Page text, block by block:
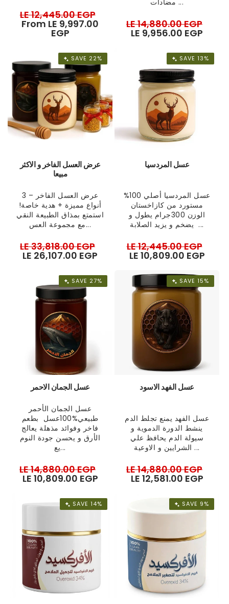
Regular
price
LE 12,445.00 EGP
From LE 9,997.00
EGP
مضادات ...
Regular
price
LE 14,880.00 EGP
LE 9,956.00 EGP
SAVE 22%
عرض العسل الفاخر و الاكثر
مبيعا
عرض العسل الفاخر – 3
أنواع مميزة + هدية خاصة!
استمتع بمذاق الطبيعة النقي
مع مجموعة العس...
Regular
price
LE 33,818.00 EGP
LE 26,107.00 EGP
SAVE 13%
عسل المردسيا
عسل المردسيا أصلي 100%
مستورد من كازاخستان
الوزن 300جرام يطول و
يضخم و يزيد الصلابة ...
Regular
price
LE 12,445.00 EGP
LE 10,809.00 EGP
SAVE 27%
عسل الجمان الاحمر
عسل الجمان الأحمر
طبيعي%100عسل بطعم
فاخر وفوائد مذهلة يعالج
الأرق و يحسن جودة النوم
يع...
Regular
price
LE 14,880.00 EGP
LE 10,809.00 EGP
SAVE 15%
عسل الفهد الاسود
عسل الفهد يمنع تجلط الدم
ينشط الدورة الدموية و
سيولة الدم يحافظ علي
الشرايين و الاوعية ...
Regular
price
LE 14,880.00 EGP
LE 12,581.00 EGP
SAVE 14% SAVE 9%